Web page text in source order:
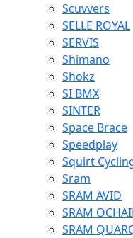
Scuvvers
SELLE ROYAL
SERVIS
Shimano
Shokz
SI BMX
SINTER
Space Brace
Speedplay
Squirt
Sram
SRAM AVID
SRAM
SRAM